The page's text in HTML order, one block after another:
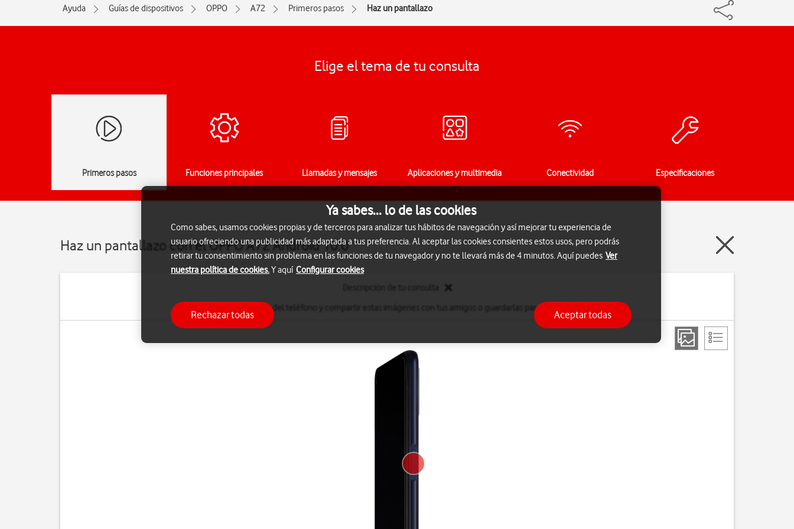
Ayuda Guías de dispositivos OPPO A72 Primeros pasos Haz un pantallazo
Elige el tema de tu consulta
Primeros pasos Funciones principales Llamadas y mensajes Aplicaciones y multimedia Conectividad Especificaciones
Haz un pantallazo con el OPPO A72 Android 10.0
Puedes hacer pantallazos del teléfono y compartir estas imágenes con tus amigos o guardarlas para utilizarlas más tarde.
Ya sabes... lo de las cookies
Como sabes, usamos cookies propias y de terceros para analizar tus hábitos de navegación y así mejorar tu experiencia de
usuario ofreciendo una publicidad más adaptada a tus preferencia. Al aceptar las cookies consientes estos usos, pero podrás
retirar tu consentimiento sin problema en las funciones de tu navegador y no te llevará más de 4 minutos. Aquí puedes Ver
nuestra política de cookies.Y aquí Configurar cookies
Rechazar todas Aceptar todas